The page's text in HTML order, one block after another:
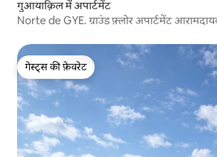
गुआयाक़िल में अपार्टमेंट
Norte de GYE. ग्राउंड फ़्लोर अपार्टमेंट
गेस्ट्स की फ़ेवरेट
गेस्ट्स की फ़ेवरेट